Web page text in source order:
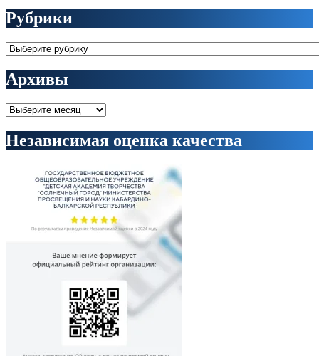
Рубрики
Рубрики
Архивы
Архивы
Независимая оценка качества